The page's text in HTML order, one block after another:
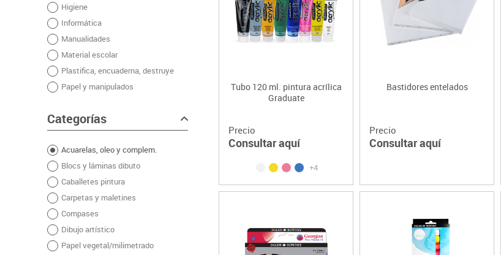
Plastifica, encuaderna, destruye
Papel y manipulados
Lenguaje & idiomas
Higiene
Informática
Manualidades
Material escolar
Plastifica, encuaderna, destruye
Papel y manipulados
Categorías
Acuarelas, oleo y complem.
Blocs y láminas dibuto
Caballetes pintura
Carpetas y maletines
Compases
Dibujo artístico
Papel vegetal/milimetrado
Tubo 120 ml. pintura acrílica
Graduate
Precio
Consultar aquí
+4
Bastidores entelados
Precio
Consultar aquí